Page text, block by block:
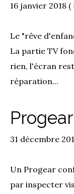
16 janvier 2018
Le "rêve
La partie TV
rien, l'écran
réparation...
31 décembre
Un Progear
par inspecter